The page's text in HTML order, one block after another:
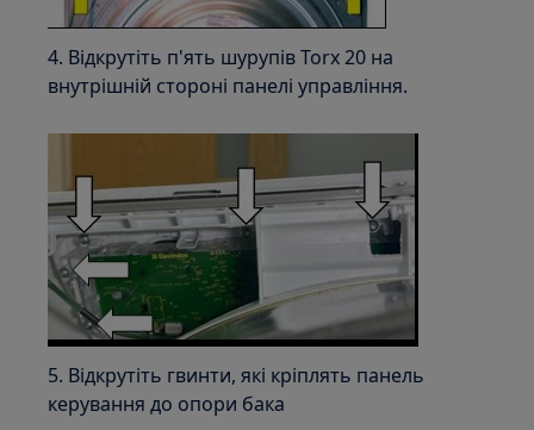
4. Відкрутіть п'ять шурупів Torx 20 на
внутрішній стороні панелі управління.
5. Відкрутіть гвинти, які кріплять панель
керування до опори бака